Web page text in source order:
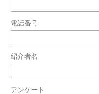
電話番号
紹介者名
アンケート